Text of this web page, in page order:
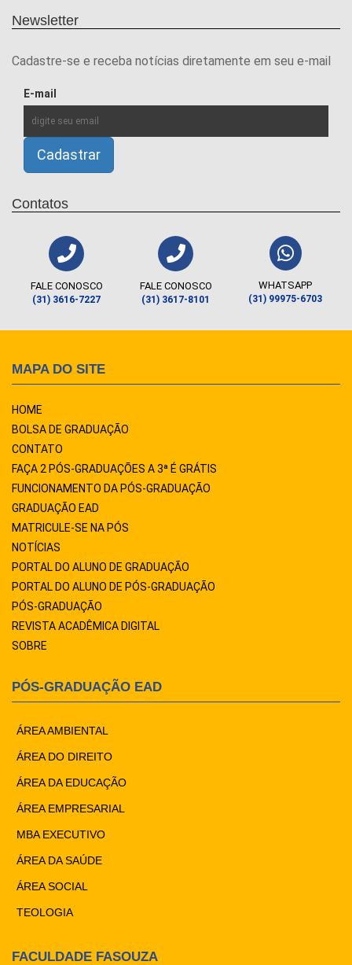
Newsletter
Cadastre-se e receba notícias diretamente em seu e-mail
E-mail
Contatos
FALE CONOSCO
(31) 3616-7227
FALE CONOSCO
(31) 3617-8101
WHATSAPP
(31) 99975-6703
MAPA DO SITE
HOME
BOLSA DE GRADUAÇÃO
CONTATO
FAÇA 2 PÓS-GRADUAÇÕES A 3ª É GRÁTIS
FUNCIONAMENTO DA PÓS-GRADUAÇÃO
GRADUAÇÃO EAD
MATRICULE-SE NA PÓS
NOTÍCIAS
PORTAL DO ALUNO DE GRADUAÇÃO
PORTAL DO ALUNO DE PÓS-GRADUAÇÃO
PÓS-GRADUAÇÃO
REVISTA ACADÊMICA DIGITAL
SOBRE
PÓS-GRADUAÇÃO EAD
ÁREA AMBIENTAL
ÁREA DO DIREITO
ÁREA DA EDUCAÇÃO
ÁREA EMPRESARIAL
MBA EXECUTIVO
ÁREA DA SAÚDE
ÁREA SOCIAL
TEOLOGIA
FACULDADE FASOUZA